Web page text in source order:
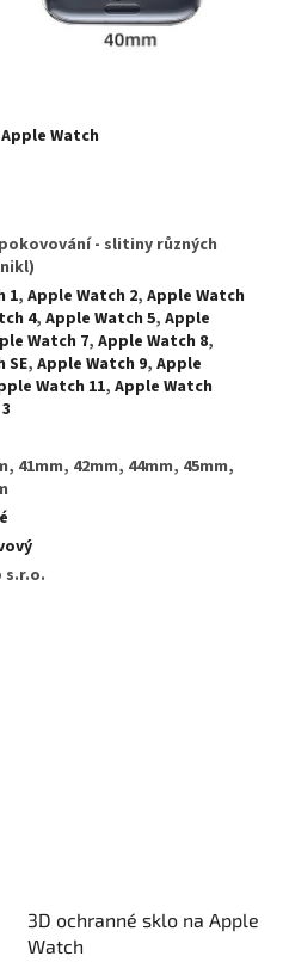
3D ochranné sklo na Apple
Watch
Watch
- slitiny různých
1, Apple Watch 2, Apple Watch
4, Apple Watch 5, Apple
Watch 7, Apple Watch 8,
SE, Apple Watch 9, Apple
Watch 11, Apple Watch
41mm, 42mm, 44mm, 45mm,
s.r.o.